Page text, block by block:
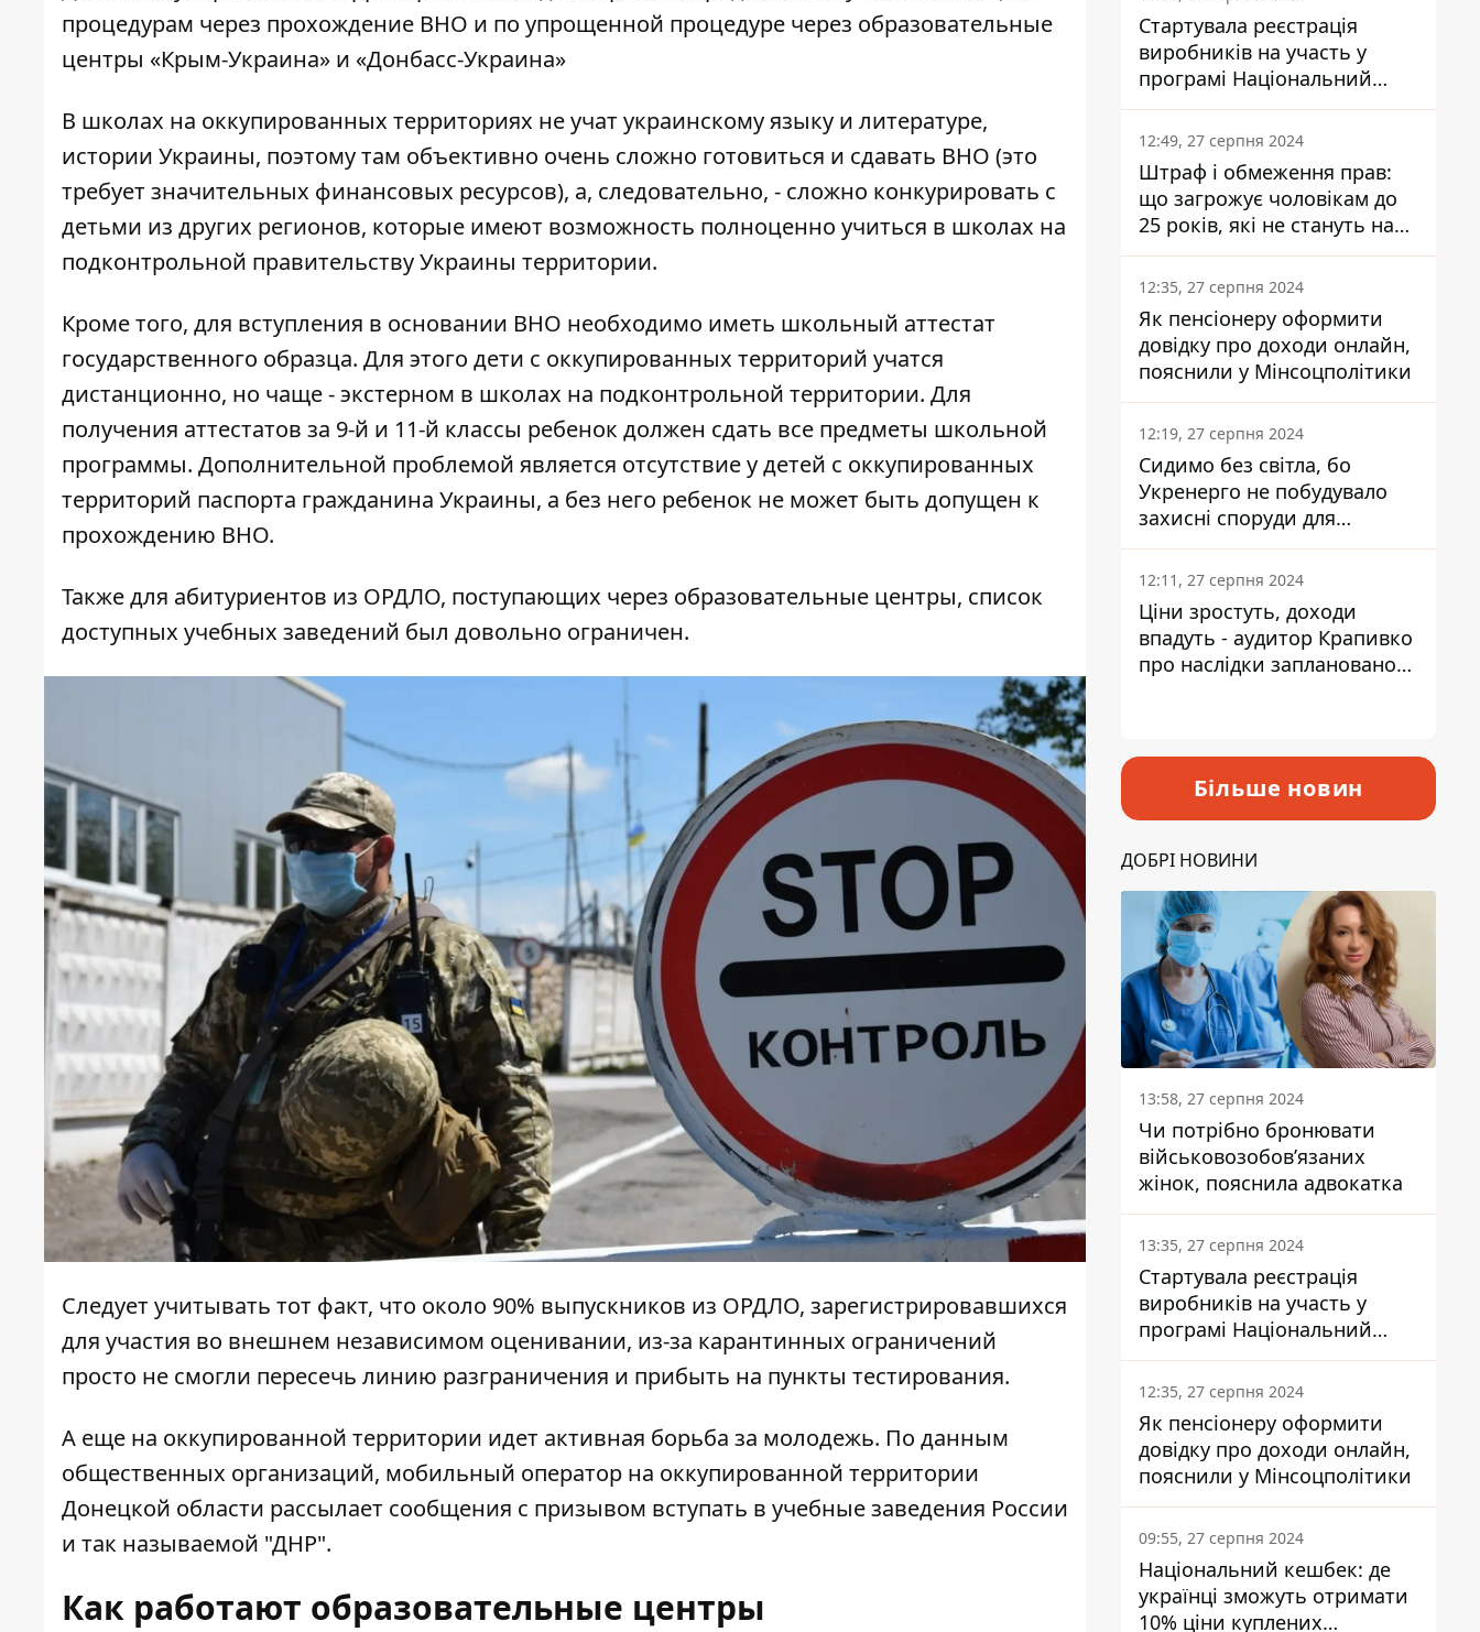
процедурам через прохождение ВНО и по упрощенной процедуре через образовательные
центры «Крым-Украина» и «Донбасс-Украина»
В школах на оккупированных территориях не учат украинскому языку и литературе,
истории Украины, поэтому там объективно очень сложно готовиться и сдавать ВНО (это
требует значительных финансовых ресурсов), а, следовательно, - сложно конкурировать с
детьми из других регионов, которые имеют возможность полноценно учиться в школах на
подконтрольной правительству Украины территории.
Кроме того, для вступления в основании ВНО необходимо иметь школьный аттестат
государственного образца. Для этого дети с оккупированных территорий учатся
дистанционно, но чаще - экстерном в школах на подконтрольной территории. Для
получения аттестатов за 9-й и 11-й классы ребенок должен сдать все предметы школьной
программы. Дополнительной проблемой является отсутствие у детей с оккупированных
территорий паспорта гражданина Украины, а без него ребенок не может быть допущен к
прохождению ВНО.
Также для абитуриентов из ОРДЛО, поступающих через образовательные центры, список
доступных учебных заведений был довольно ограничен.
Следует учитывать тот факт, что около 90% выпускников из ОРДЛО, зарегистрировавшихся
для участия во внешнем независимом оценивании, из-за карантинных ограничений
просто не смогли пересечь линию разграничения и прибыть на пункты тестирования.
А еще на оккупированной территории идет активная борьба за молодежь. По данным
общественных организаций, мобильный оператор на оккупированной территории
Донецкой области рассылает сообщения с призывом вступать в учебные заведения России
и так называемой "ДНР".
Как работают образовательные центры
Стартувала реєстрація
виробників на участь у
програмі Національний
кешбек: як це зробити
через портал Дія
12:49, 27 серпня 2024
Штраф і обмеження прав:
що загрожує чоловікам до
25 років, які не стануть на
військовий облік
12:35, 27 серпня 2024
Як пенсіонеру оформити
довідку про доходи онлайн,
пояснили у Мінсоцполітики
12:19, 27 серпня 2024
Сидимо без світла, бо
Укренерго не побудувало
захисні споруди для
енергетики - нардеп
Кучеренко
12:11, 27 серпня 2024
Ціни зростуть, доходи
впадуть - аудитор Крапивко
про наслідки запланованого
Більше новин
ДОБРІ НОВИНИ
13:58, 27 серпня 2024
Чи потрібно бронювати
військовозобов’язаних
жінок, пояснила адвокатка
13:35, 27 серпня 2024
Стартувала реєстрація
виробників на участь у
програмі Національний
кешбек: як це зробити
через портал Дія
12:35, 27 серпня 2024
Як пенсіонеру оформити
довідку про доходи онлайн,
пояснили у Мінсоцполітики
09:55, 27 серпня 2024
Національний кешбек: де
українці зможуть отримати
10% ціни куплених